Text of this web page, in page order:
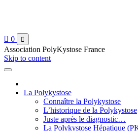
 0 
Association PolyKystose France
Skip to content
La Polykystose
Connaître la Polykystose
L’historique de la Polykystose
Juste après le diagnostic…
La Polykystose Hépatique